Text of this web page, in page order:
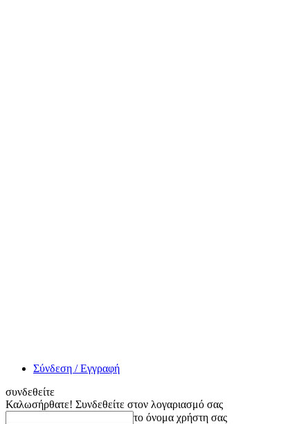
Σύνδεση / Εγγραφή
συνδεθείτε
Καλωσήρθατε! Συνδεθείτε στον λογαριασμό σας
το όνομα χρήστη σας